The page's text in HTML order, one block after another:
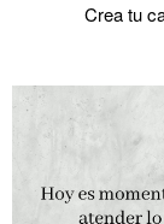
Crea tu